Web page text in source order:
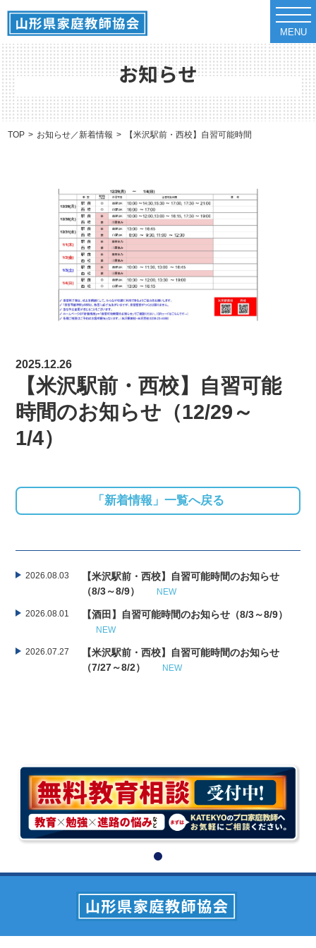
t
o
g
g
l
e
n
v
i
g
MENU
お知らせ
TOP お知らせ／新着情報 【米沢駅前・西校】自習可能時間のお知らせ（
2025.12.26
【米沢駅前・西校】自習可能
時間のお知らせ（12/29～
1/4）
「新着情報」一覧へ戻る
2026.08.03
【米沢駅前・西校】自習可能時間のお知らせ
（8/3～8/9）
NEW
2026.08.01 【酒田】自習可能時間のお知らせ（8/3～8/9）
NEW
2026.07.27
【米沢駅前・西校】自習可能時間のお知らせ
（7/27～8/2）
NEW